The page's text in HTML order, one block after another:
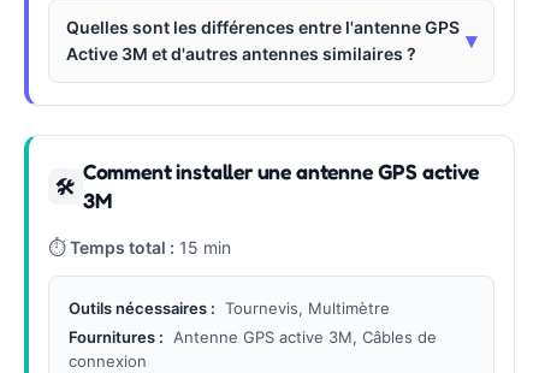
Quelles sont les différences entre l'antenne GPS
Active 3M et d'autres antennes similaires ?
▾
🛠
Comment installer une antenne GPS active
3M
⏱Temps total : 15 min
Outils nécessaires : Tournevis, Multimètre
Fournitures :
Antenne GPS active 3M, Câbles de
connexion